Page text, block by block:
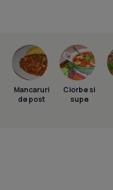
Mancaruri
de post
Ciorbe si
supe